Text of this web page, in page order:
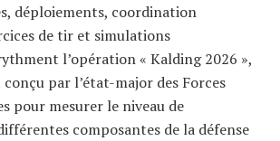
déploiements, coordination
de tir et simulations
l’opération « Kalding 2026 »,
par l’état-major des Forces
pour mesurer le niveau de
composantes de la défense